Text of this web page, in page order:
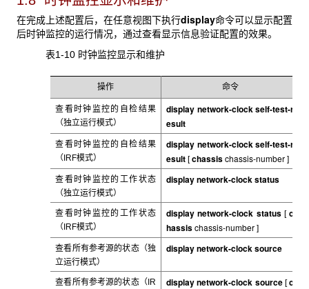
在完成上述配置后，在任意视图下执行display命令可以显示配置
后时钟监控的运行情况，通过查看显示信息验证配置的效果。
表1-10 时钟监控显示和维护
操作 命令
查看时钟监控的自检结果
（独立运行模式）
display network-clock self-test-r
esult
查看时钟监控的自检结果
（IRF模式）
display network-clock self-test-r
esult[chassischassis-number ]
查看时钟监控的工作状态
（独立运行模式）
display network-clock status
查看时钟监控的工作状态
（IRF模式）
display network-clock status[ c
hassischassis-number ]
查看所有参考源的状态（独
立运行模式）
display network-clock source
查看所有参考源的状态（IR
display network-clock source[c